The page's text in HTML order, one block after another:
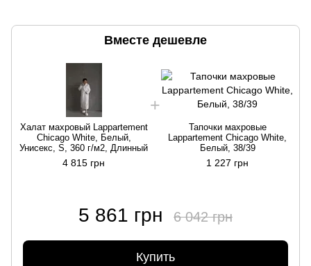
Вместе дешевле
Халат махровый Lappartement
Chicago White, Белый,
Унисекс, S, 360 г/м2, Длинный
4 815 грн
Тапочки махровые
Lappartement Chicago White,
Белый, 38/39
1 227 грн
5 861 грн 6 042 грн
Купить